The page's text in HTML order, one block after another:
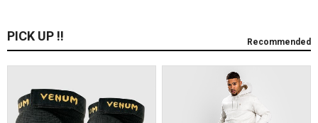
PICK UP !! Recommended